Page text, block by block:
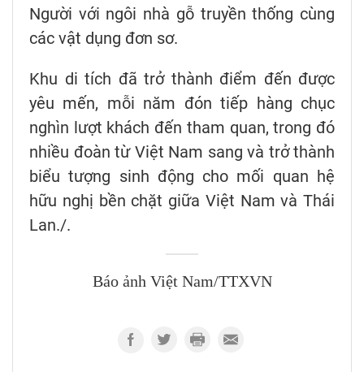
Người với ngôi nhà gỗ truyền thống cùng
các vật dụng đơn sơ.
Khu di tích đã trở thành điểm đến được
yêu mến, mỗi năm đón tiếp hàng chục
nghìn lượt khách đến tham quan, trong đó
nhiều đoàn từ Việt Nam sang và trở thành
biểu tượng sinh động cho mối quan hệ
hữu nghị bền chặt giữa Việt Nam và Thái
Lan./.
Báo ảnh Việt Nam/TTXVN